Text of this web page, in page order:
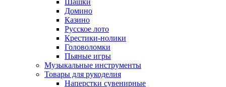
Шашки
Домино
Казино
Русское лото
Крестики-нолики
Головоломки
Пьяные игры
Музыкальные инструменты
Товары для рукоделия
Наперстки сувенирные